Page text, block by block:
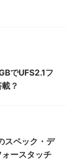
でUFS2.1フ
？
ペック・デ
ースタッチ